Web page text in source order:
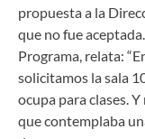
propuesta a la
que no fue aceptada.
Programa, relata:
solicitamos la sala
ocupa para clases.
que contemplaba